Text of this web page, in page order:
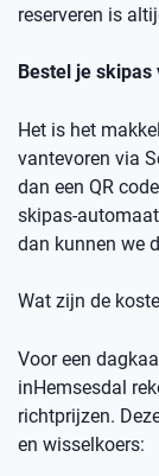
reserveren is
Bestel je skipas
Het is het
vantevoren via
dan een QR code
skipas-
dan kunnen we
Wat zijn de
Voor een
inHemsesdal
richtprijzen.
en wisselkoers: